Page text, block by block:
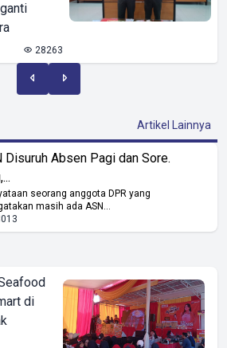
28263
Artikel Lainnya
Disuruh Absen Pagi dan Sore.
seorang anggota DPR yang
masih ada ASN...
di